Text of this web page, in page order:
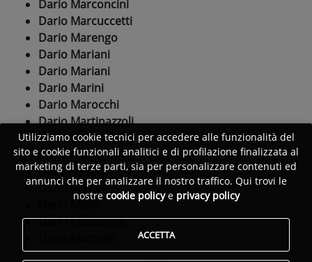
Dario Marconcini
Dario Marcuccetti
Dario Marengo
Dario Mariani
Dario Mariani
Dario Marini
Dario Marocchi
Dario Martinazzoli
Dario Martorana
Dario Marturano
Dario Masala
Dario Masani
Dario Massaggia
Utilizziamo cookie tecnici per accedere alle funzionalità del
sito e cookie funzionali analitici e di profilazione finalizzata al
marketing di terze parti, sia per personalizzare contenuti ed
annunci che per analizzare il nostro traffico. Qui trovi le
nostre cookie policye privacy policy
ACCETTA